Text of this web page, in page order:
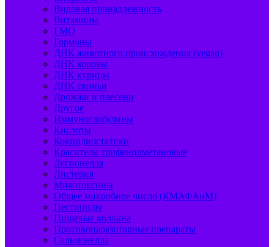
Видовая принадлежность
Витамины
ГМО
Гормоны
ДНК животного происхождения (vegan)
ДНК коровы
ДНК курицы
ДНК свиньи
Дрожжи и плесени
Другое
Иммуноглобулины
Кислоты
Кокцидиостатики
Красители трифенилметановые
Легионелла
Листерия
Микотоксины
Общее микробное число (КМАФАнМ)
Пестициды
Пищевые волокна
Противопаразитарные препараты
Сальмонелла